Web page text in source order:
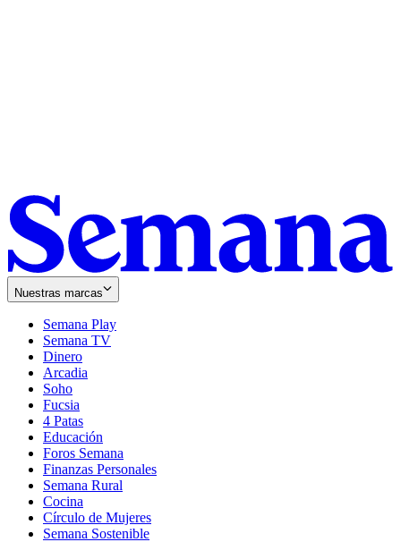
Nuestras marcas
Semana Play
Semana TV
Dinero
Arcadia
Soho
in
new
window
Fucsia
in
new
window
4 Patas
Educación
Foros Semana
Finanzas Personales
Semana Rural
Cocina
Círculo de Mujeres
Semana Sostenible